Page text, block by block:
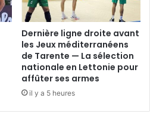
Dernière ligne droite avant
les Jeux méditerranéens
de Tarente — La sélection
nationale en Lettonie pour
affûter ses armes
il y a 5 heures